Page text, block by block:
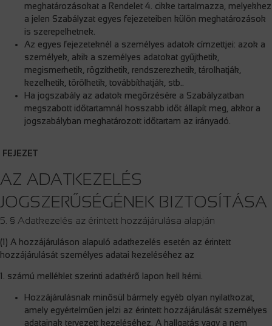
meghatározásokat a Rendelet 4. cikke tartalmazza, melyekhez
a jelen Szabályzat egyes fejezeteiben külön meghatározások
is szerepelhetnek.
Az egyes fejezeteknél a személyes adatok címzettjei: azok a
személyek, akik a személyes adatokat gyűjthetik,
megismerhetik, rögzíthetik, rendszerezhetik, tárolhatják,
kezelhetik, törölhetik, továbbíthatják, stb..
Ha jogszabály az adatok megőrzésére a Szabályzatban
megszabott időtartamnál hosszabb időt állapít meg, akkor a
jogszabályban meghatározott időtartam az irányadó.
FEJEZET
AZ ADATKEZELÉS
JOGSZERŰSÉGÉNEK BIZTOSÍTÁSA
5. § Adatkezelés az érintett hozzájárulása alapján
(1) A hozzájáruláson alapuló adatkezelés esetén az érintett
hozzájárulását személyes adatai kezeléséhez az
1. számú melléklet szerinti adatkérő lapon kell kérni.
Hozzájárulásnak minősül bármely egyéb olyan nyilatkozat,
amely egyértelműen jelzi az érintett hozzájárulását személyes
adatainak tervezett kezeléséhez. A hallgatás vagy a nem